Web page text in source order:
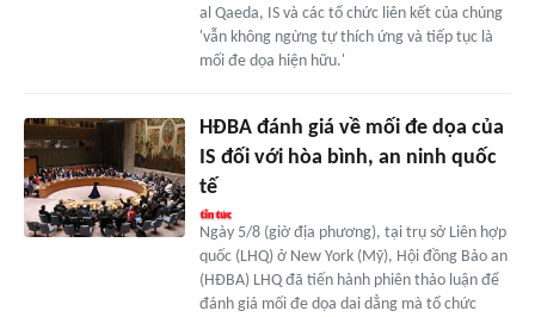
al Qaeda, IS và các tổ chức liên kết của chúng
'vẫn không ngừng tự thích ứng và tiếp tục là
mối đe dọa hiện hữu.'
HĐBA đánh giá về mối đe dọa của
IS đối với hòa bình, an ninh quốc
tế
Ngày 5/8 (giờ địa phương), tại trụ sở Liên hợp
quốc (LHQ) ở New York (Mỹ), Hội đồng Bảo an
(HĐBA) LHQ đã tiến hành phiên thảo luận để
đánh giá mối đe dọa dai dẳng mà tổ chức